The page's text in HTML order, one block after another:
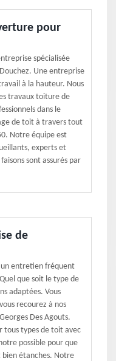
pour
spécialisée
Une entreprise
à la hauteur. Nous
travaux toiture de
dans le
de toit à travers tout
Notre équipe est
experts et
sont assurés par
de
entretien fréquent
que soit le type de
adaptées. Vous
recourez à nos
Des Agouts.
types de toit avec
possible pour que
étanches. Notre